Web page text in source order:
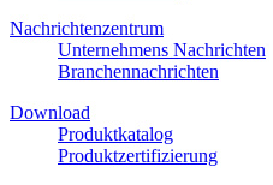
Nachrichtenzentrum
Unternehmens Nachrichten
Branchennachrichten
Download
Produktkatalog
Produktzertifizierung